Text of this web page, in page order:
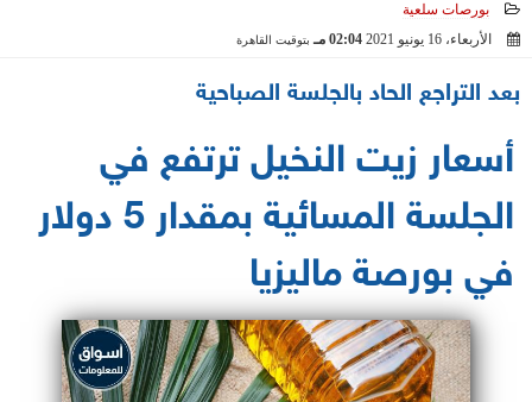
بورصات سلعية
الأربعاء، 16 يونيو 2021
02:04 مـ بتوقيت القاهرة
بعد التراجع الحاد بالجلسة الصباحية
أسعار زيت النخيل ترتفع في
الجلسة المسائية بمقدار 5 دولار
في بورصة ماليزيا